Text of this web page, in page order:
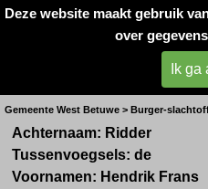
Deze website maakt gebruik
over
Ik ga
Gemeente West Betuwe > Burger-
Achternaam: Ridder
Tussenvoegsels: de
Voornamen: Hendrik Frans